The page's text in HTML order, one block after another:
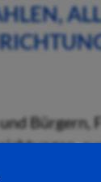
Bürgern,